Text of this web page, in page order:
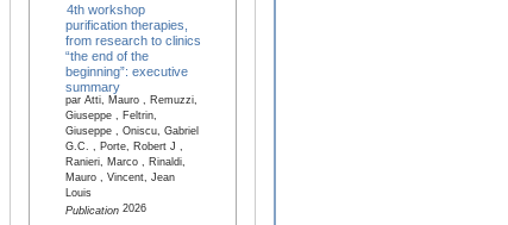
4th workshop
purification therapies,
from research to clinics
“the end of the
beginning”: executive
summary
par Atti, Mauro , Remuzzi,
Giuseppe , Feltrin,
Giuseppe , Oniscu, Gabriel
G.C. , Porte, Robert J ,
Ranieri, Marco , Rinaldi,
Mauro , Vincent, Jean
Louis
Publication2026